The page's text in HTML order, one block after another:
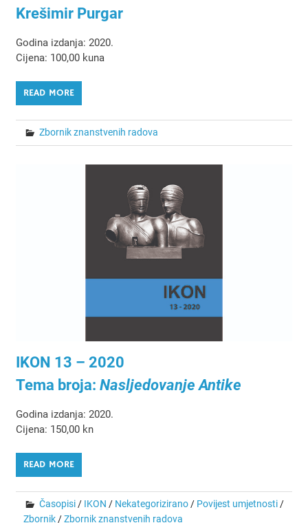
Krešimir Purgar
Godina izdanja: 2020.
Cijena: 100,00 kuna
READ MORE
Zbornik znanstvenih radova
IKON 13 – 2020
Tema broja: Nasljedovanje Antike
Godina izdanja: 2020.
Cijena: 150,00 kn
READ MORE
Časopisi/ IKON / Nekategorizirano/ Povijest umjetnosti/
Zbornik/Zbornik znanstvenih radova